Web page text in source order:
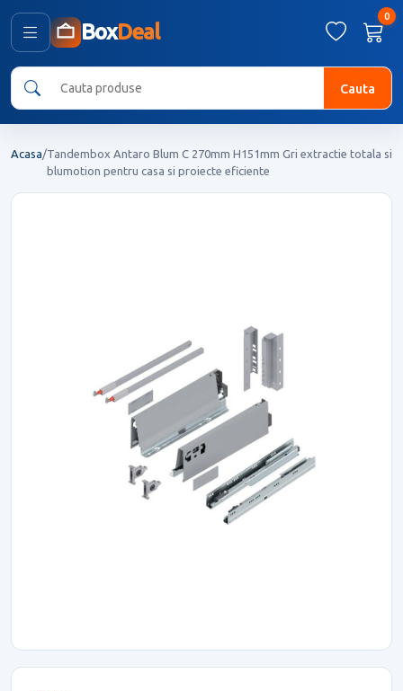
BoxDeal
0
Cauta
Acasa/Tandembox Antaro Blum C 270mm H151mm Gri extractie totala si
blumotion pentru casa si proiecte eficiente